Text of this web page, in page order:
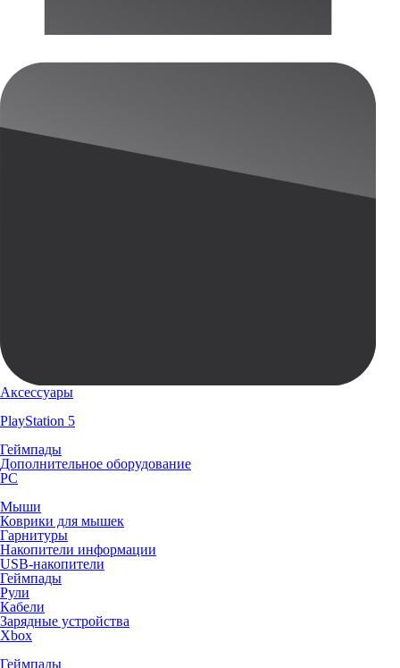
Аксессуары
PlayStation 5
Геймпады
Дополнительное оборудование
PC
Мыши
Коврики для мышек
Гарнитуры
Накопители информации
USB-накопители
Геймпады
Рули
Кабели
Зарядные устройства
Xbox
Геймпады